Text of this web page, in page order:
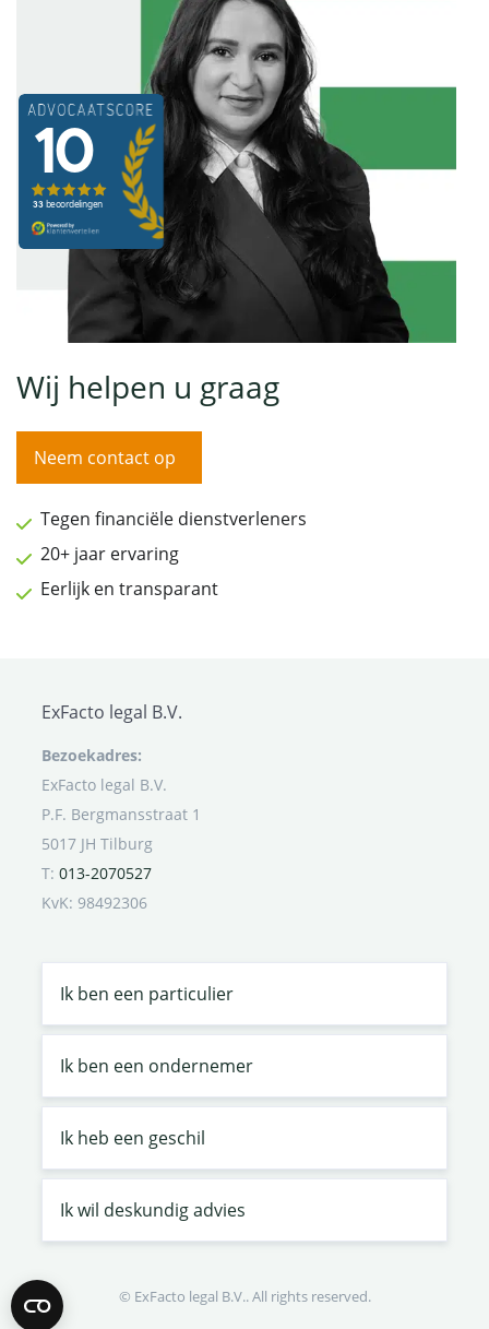
Wij helpen u graag
Neem contact op
Tegen financiële dienstverleners
20+ jaar ervaring
Eerlijk en transparant
ExFacto legal B.V.
Bezoekadres:
ExFacto legal B.V.
P.F. Bergmansstraat 1
5017 JH Tilburg
T: 013-2070527
KvK: 98492306
Ik ben een particulier
Ik ben een ondernemer
Ik heb een geschil
Ik wil deskundig advies
© ExFacto legal B.V.. All rights reserved.